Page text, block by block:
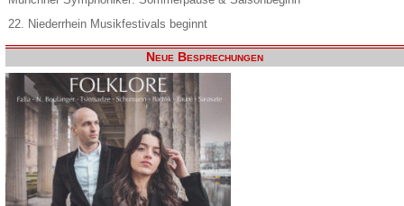
22. Niederrhein Musikfestivals beginnt
Neue Besprechungen